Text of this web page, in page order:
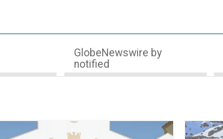
GlobeNewswire by
notified